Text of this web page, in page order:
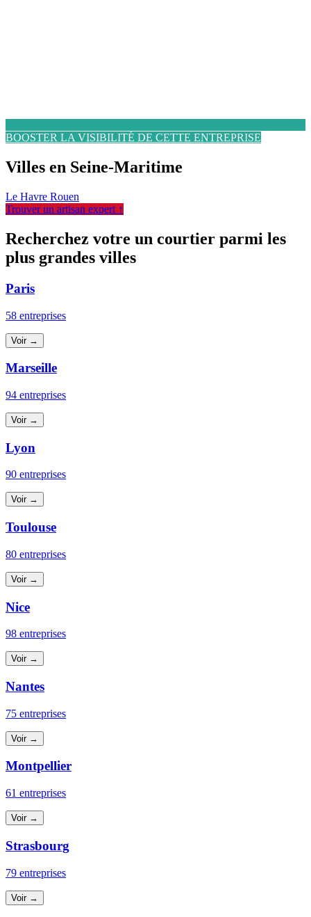
BOOSTER LA VISIBILITÉ DE CETTE ENTREPRISE
Villes en Seine-Maritime
Le Havre Rouen
Trouver un artisan expert ↑
Recherchez votre un courtier parmi les
plus grandes villes
Paris
58 entreprises
Voir →
Marseille
94 entreprises
Voir →
Lyon
90 entreprises
Voir →
Toulouse
80 entreprises
Voir →
Nice
98 entreprises
Voir →
Nantes
75 entreprises
Voir →
Montpellier
61 entreprises
Voir →
Strasbourg
79 entreprises
Voir →